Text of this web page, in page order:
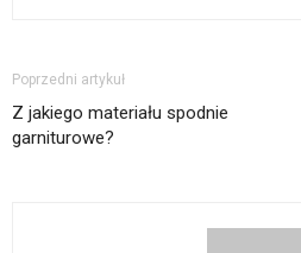
Poprzedni artykuł
Z jakiego materiału spodnie
garniturowe?